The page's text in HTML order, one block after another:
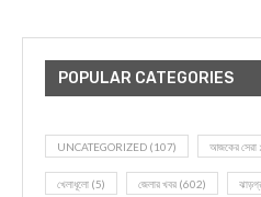
POPULAR CATEGORIES
UNCATEGORIZED (107) আজকের সেরা
খেলাধূলো (5) জেলার খবর (602)